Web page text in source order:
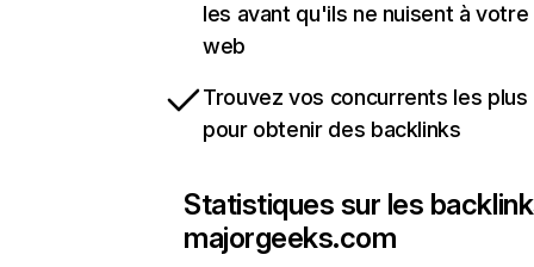
les avant qu'ils ne nuisent à
web
Trouvez vos concurrents les
pour obtenir des backlinks
Statistiques sur les
majorgeeks.com